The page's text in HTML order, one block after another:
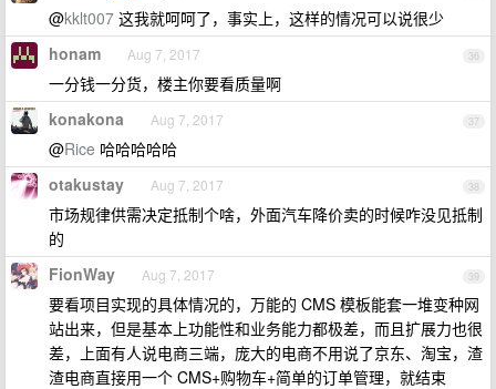
@kklt007 这我就呵呵了，事实上，这样的情况可以说很少
36
honam Aug 7, 2017
一分钱一分货，楼主你要看质量啊
37
konakona Aug 7, 2017
@Rice 哈哈哈哈哈
38
otakustay Aug 7, 2017
市场规律供需决定抵制个啥，外面汽车降价卖的时候咋没见抵制
的
39
FionWay Aug 7, 2017
要看项目实现的具体情况的，万能的 CMS 模板能套一堆变种网
站出来，但是基本上功能性和业务能力都极差，而且扩展力也很
差，上面有人说电商三端，庞大的电商不用说了京东、淘宝，渣
渣电商直接用一个 CMS+购物车+简单的订单管理，就结束